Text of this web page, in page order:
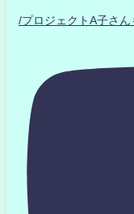
/プロジェクトA子さ